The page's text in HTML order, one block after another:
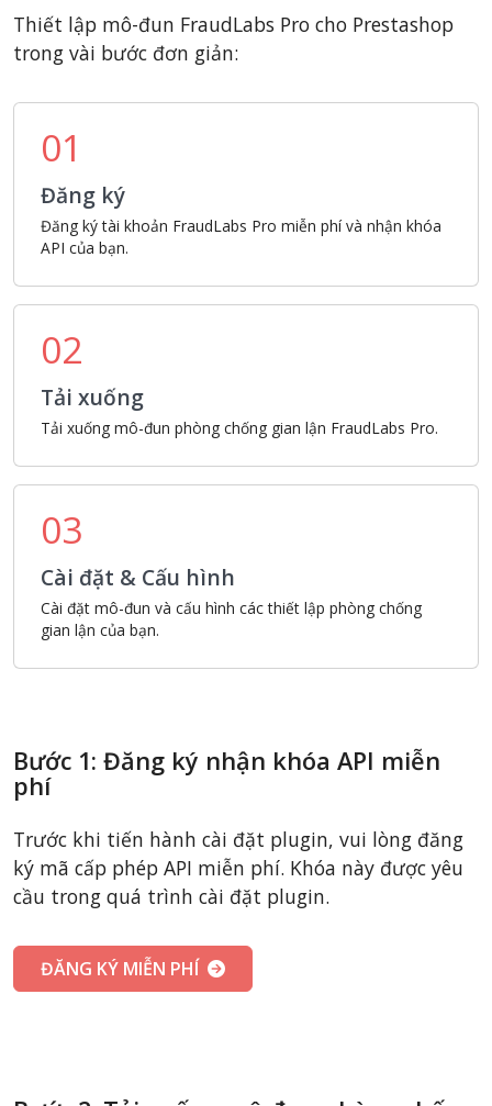
Thiết lập mô-đun FraudLabs Pro cho Prestashop
trong vài bước đơn giản:
01
Đăng ký
Đăng ký tài khoản FraudLabs Pro miễn phí và nhận khóa
API của bạn.
02
Tải xuống
Tải xuống mô-đun phòng chống gian lận FraudLabs Pro.
03
Cài đặt & Cấu hình
Cài đặt mô-đun và cấu hình các thiết lập phòng chống
gian lận của bạn.
Bước 1: Đăng ký nhận khóa API miễn
phí
Trước khi tiến hành cài đặt plugin, vui lòng đăng
ký mã cấp phép API miễn phí. Khóa này được yêu
cầu trong quá trình cài đặt plugin.
ĐĂNG KÝ MIỄN PHÍ